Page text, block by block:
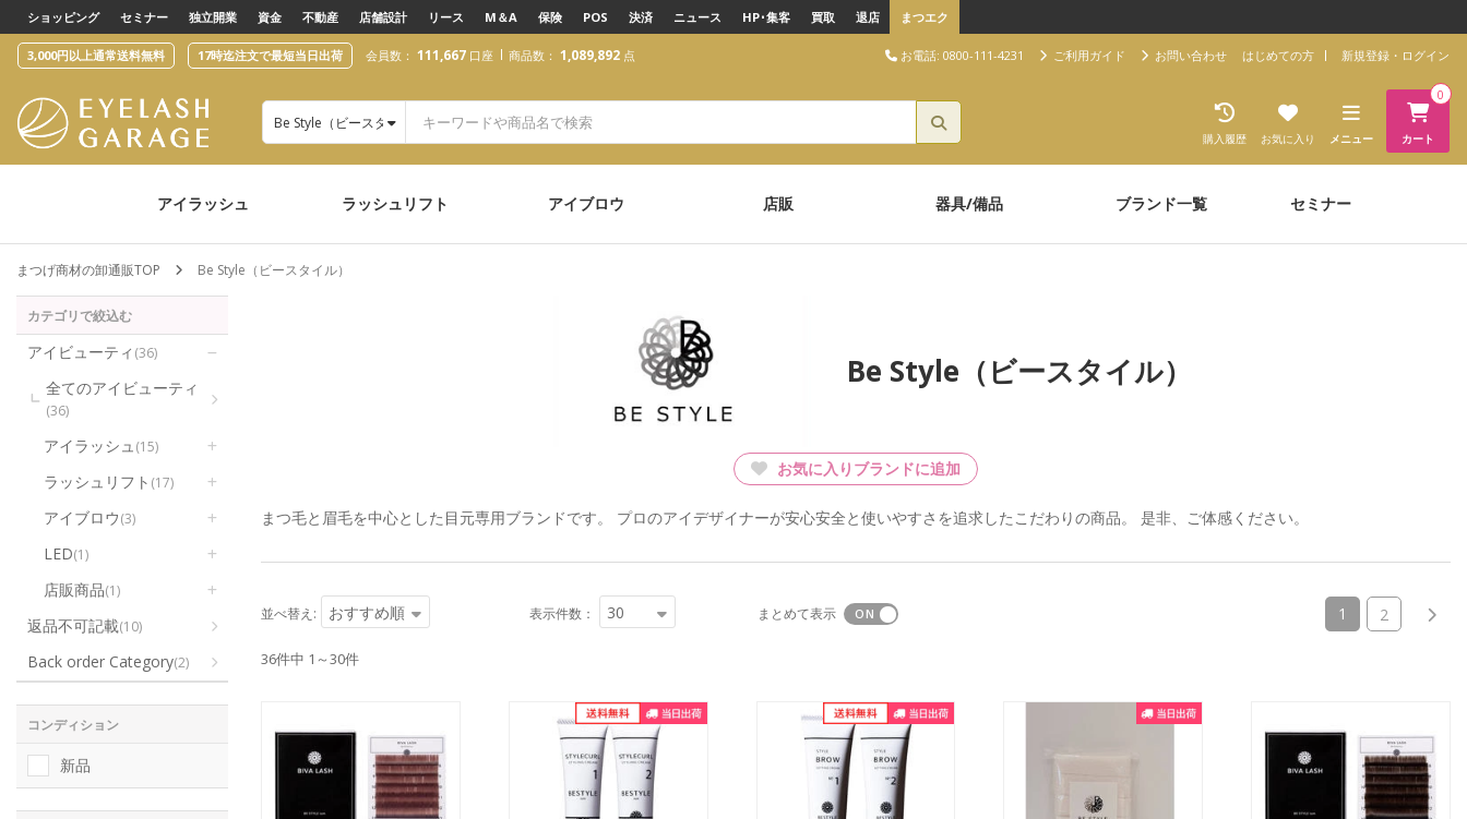
text.skipToContent
text.skipToNavigation
ショッピング セミナー 独立開業 資金 不動産 店舗設計 リース M＆A 保険 POS 決済 ニュース HP･集客 買取 退店 まつエク
3,000円以上通常送料無料 17時迄注文で最短当日出荷 会員数： 111,667 口座 商品数： 1,089,892 点 お電話: 0800-111-4231 ご利用ガイド お問い合わせ はじめての方 新規登録・ログイン
カート
0
メニュー
お気に入り
購入履歴
Be Style（ビースタイル）
アイラッシュ ラッシュリフト アイブロウ 店販 器具/備品 ブランド一覧 セミナー
まつげ商材の卸通販TOP Be Style（ビースタイル）
カテゴリで絞込む
アイビューティ (36)
全てのアイビューティ
(36)
アイラッシュ(15)
ラッシュリフト (17)
アイブロウ(3)
LED(1)
店販商品(1)
返品不可記載(10)
Back order Category(2)
コンディション
新品
Be Style（ビースタイル）
お気に入りブランドに追加
まつ毛と眉毛を中心とした目元専用ブランドです。 プロのアイデザイナーが安心安全と使いやすさを追求したこだわりの商品。 是非、ご体感ください。
並べ替え: おすすめ順 表示件数： 30 まとめて表示 1 (current)
2
36件中 1～30件